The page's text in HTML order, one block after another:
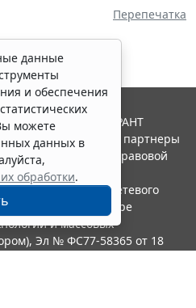
Перепечатка
данные
и обеспечения
можете
данных в
обработки.
2026. Система ГАРАНТ
"Гарант" и ее партнеры
ассоциации правовой
в качестве сетевого
по надзору в сфере
и массовых
Эл № ФС77-58365 от 18